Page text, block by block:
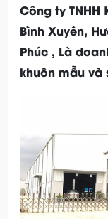
Công ty TNHH
Bình Xuyên,
Phúc , Là
khuôn mẫu và